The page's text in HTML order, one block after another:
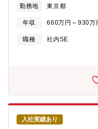
ーのご経験者- 業務委託等
ジメントやチームリード、
の送り迎えによる一時的な
析、業績予測などの業務を
ていただくことも可能です
ジションへ異動すること
担います。経営数値を扱う
す。担当事業のビジネスモ
ートの運営・改善・SQL等
務活用支援・データ品質向
画・推進・業務意思決定に
（20%）プロジェクト推進
理、課題管理、品質管理・
用プロセスやシステム運用
により月あたり数時間程
業務効率化など、グローバ
領域の幅が広がります。■
域のリード担当・アプリケ
計／経営管理領域における
勤務地 東京都
年収 660万円～930万
職種
社内SE
入社実績あり